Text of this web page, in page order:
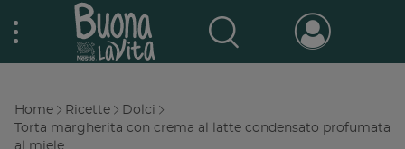
to
Nestlé Buona la vita
navigation
Breadcrumb
Home Ricette
Dolci
Torta margherita con crema al latte condensato profumata